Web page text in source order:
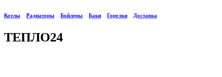
Котлы Радиаторы Бойлеры Баки Горелки Доставка
ТЕПЛО24